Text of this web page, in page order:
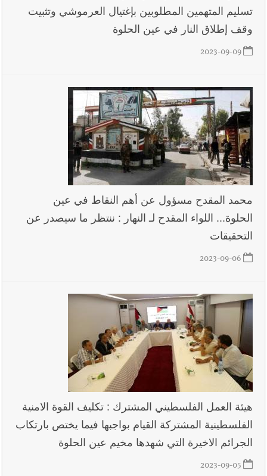
تسليم المتهمين المطلوبين بإغتيال العرموشي وتثبيت
وقف إطلاق النار في عين الحلوة
2023-09-09
محمد المقدح مسؤول عن أهم النقاط في عين
الحلوة... اللواء المقدح لـ النهار : ننتظر ما سيصدر عن
التحقيقات
2023-09-06
هيئة العمل الفلسطيني المشترك : تكليف القوة الامنية
الفلسطينية المشتركة القيام بواجبها فيما يختص بارتكاب
الجرائم الاخيرة التي شهدها مخيم عين الحلوة
2023-09-05